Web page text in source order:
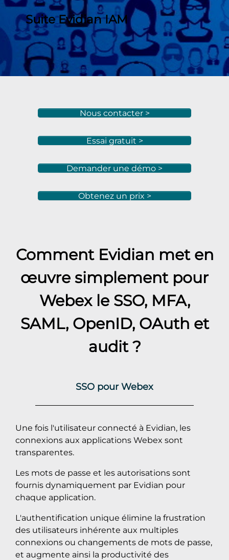
Suite Evidian IAM
Nous contacter >
Essai gratuit >
Demander une démo >
Obtenez un prix >
Comment Evidian met en
œuvre simplement pour
Webexle SSO, MFA,
SAML, OpenID, OAuth et
audit ?
SSO pour Webex
Une fois l'utilisateur connecté à Evidian, les
connexions aux applications Webex sont
transparentes.
Les mots de passe et les autorisations sont
fournis dynamiquement par Evidian pour
chaque application.
L'authentification unique élimine la frustration
des utilisateurs inhérente aux multiples
connexions ou changements de mots de passe,
et augmente ainsi la productivité des